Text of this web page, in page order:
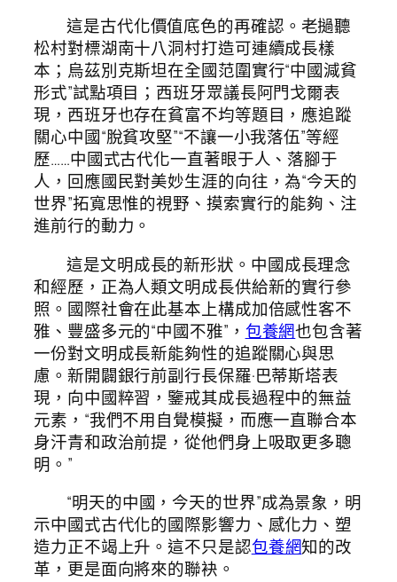
這是古代化價值底色的再確認。老撾聽
松村對標湖南十八洞村打造可連續成長樣
本；烏茲別克斯坦在全國范圍實行“中國減貧
形式”試點項目；西班牙眾議長阿門戈爾表
現，西班牙也存在貧富不均等題目，應追蹤
關心中國“脫貧攻堅”“不讓一小我落伍”等經
歷……中國式古代化一直著眼于人、落腳于
人，回應國民對美妙生涯的向往，為“今天的
世界”拓寬思惟的視野、摸索實行的能夠、注
進前行的動力。
這是文明成長的新形狀。中國成長理念
和經歷，正為人類文明成長供給新的實行參
照。國際社會在此基本上構成加倍感性客不
雅、豐盛多元的“中國不雅”， 包養網也包含著
一份對文明成長新能夠性的追蹤關心與思
慮。新開闢銀行前副行長保羅·巴蒂斯塔表
現，向中國粹習，鑒戒其成長過程中的無益
元素，“我們不用自覺模擬，而應一直聯合本
身汗青和政治前提，從他們身上吸取更多聰
明。”
“明天的中國，今天的世界”成為景象，明
示中國式古代化的國際影響力、感化力、塑
造力正不竭上升。這不只是認包養網知的改
革，更是面向將來的聯袂。